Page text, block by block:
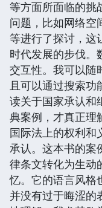
等方面所面临的挑
问题，比如网络空
等进行了探讨，这
时代发展的步伐。
交互性。我可以随
且可以通过搜索功
读关于国家承认和
典案例，才真正理
国际法上的权利和
承认。这本书的案
律条文转化为生动
忆。它的语言风格
并没有过于晦涩的